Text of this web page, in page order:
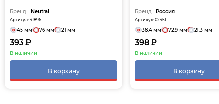
Бренд Neutral
Артикул: 41896
45 мм 76 мм 21 мм
393 ₽
В наличии
В корзину
Бренд Россия
Артикул: 02451
38.4 мм 72.9 мм 21.3 мм
398 ₽
В наличии
В корзину